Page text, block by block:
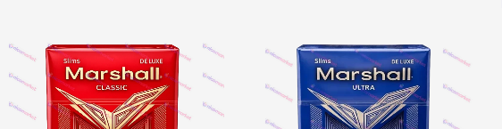
Focus
De Santis
MONUS